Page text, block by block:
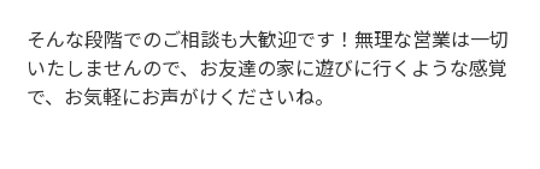
そんな段階でのご相談も大歓迎です！無理な営業は一切
いたしませんので、お友達の家に遊びに行くような感覚
で、お気軽にお声がけくださいね。